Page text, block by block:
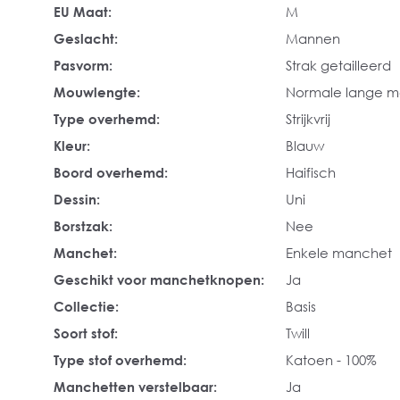
EU Maat:
M
Geslacht:
Mannen
Pasvorm:
Strak getailleerd
Mouwlengte:
Normale lange
Type overhemd:
Strijkvrij
Kleur:
Blauw
Boord overhemd:
Haifisch
Dessin:
Uni
Borstzak:
Nee
Manchet:
Enkele manchet
Geschikt voor manchetknopen:
Ja
Collectie:
Basis
Soort stof:
Twill
Type stof overhemd:
Katoen - 100%
Manchetten verstelbaar:
Ja